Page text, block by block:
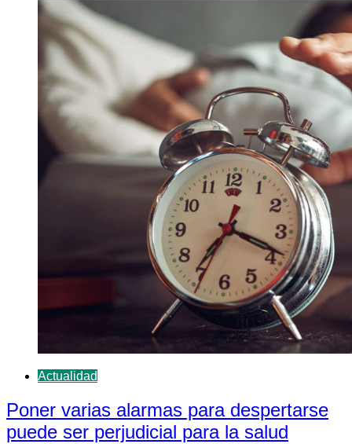
Actualidad
Poner varias alarmas para despertarse
puede ser perjudicial para la salud